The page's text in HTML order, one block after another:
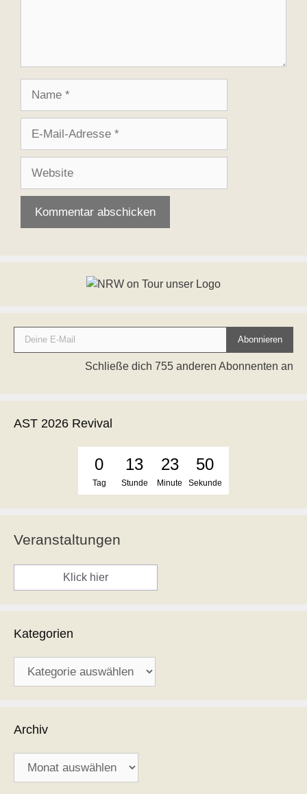
Adresse
Deine E-Mail
Abonnieren
Schließe dich 755 anderen Abonnenten an
AST 2026 Revival
0
Tag
13
Stunde
23
Minute
50
Sekunde
Veranstaltungen
Klick hier
Kategorien
Kategorien
Archiv
Archiv